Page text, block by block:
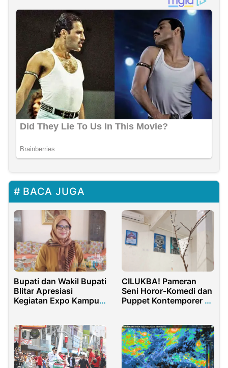
BACA JUGA
Bupati dan Wakil Bupati
Blitar Apresiasi
Kegiatan Expo Kampus
CILUKBA! Pameran
Seni Horor-Komedi dan
Puppet Kontemporer di